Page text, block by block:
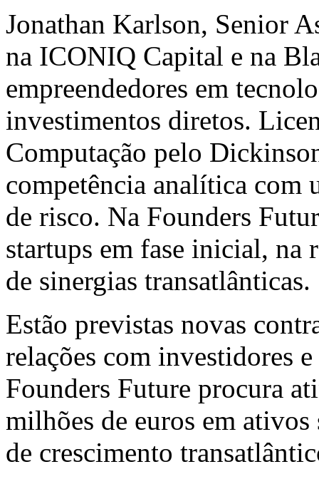
Jonathan Karlson, Senior
na ICONIQ Capital e na
empreendedores em
investimentos diretos.
Computação pelo
competência analítica com
de risco. Na Founders
startups em fase inicial, na
de sinergias transatlânticas.
Estão previstas novas
relações com investidores
Founders Future procura
milhões de euros em
de crescimento